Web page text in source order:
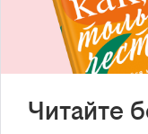
Читайте